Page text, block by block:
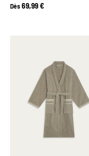
Dès 69,99 €